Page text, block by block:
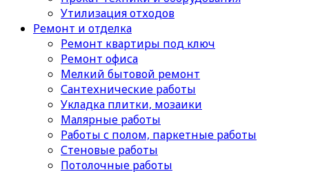
Утилизация отходов
Ремонт и отделка
Ремонт квартиры под ключ
Ремонт офиса
Мелкий бытовой ремонт
Сантехнические работы
Укладка плитки, мозаики
Малярные работы
Работы с полом, паркетные работы
Стеновые работы
Потолочные работы